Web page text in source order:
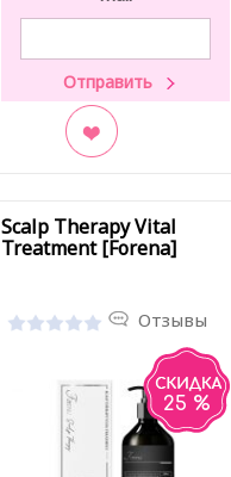
Scalp Therapy Vital
Treatment [Forena]
Отзывы
25 %